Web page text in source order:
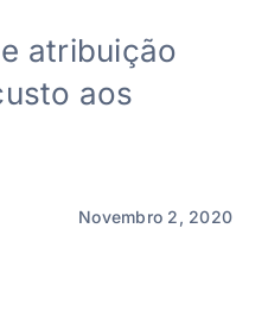
atribuição
aos
Novembro 2, 2020